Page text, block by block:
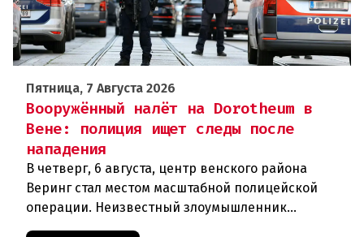
Пятница, 7 Августа 2026
Вооружённый налёт на Dorotheum в
Вене: полиция ищет следы после
нападения
В четверг, 6 августа, центр венского района
Веринг стал местом масштабной полицейской
операции. Неизвестный злоумышленник